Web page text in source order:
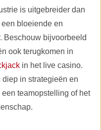
is uitgebreider dan
bloeiende en
Beschouw bijvoorbeeld
ook terugkomen in
in het live casino.
in strategieën en
teamopstelling of het